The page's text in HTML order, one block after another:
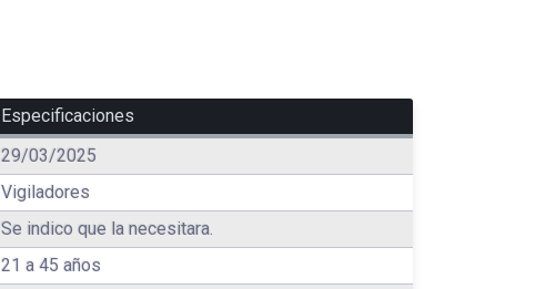
Especificaciones
29/03/2025
Vigiladores
Se indico que la necesitara.
21 a 45 años